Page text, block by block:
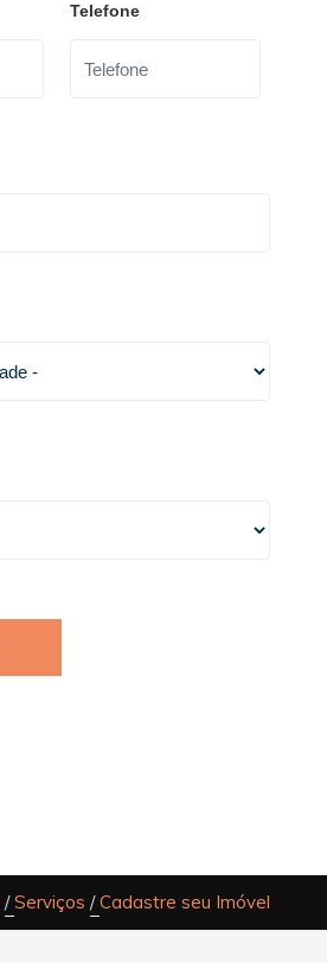
Telefone
Serviços Cadastre seu Imóvel